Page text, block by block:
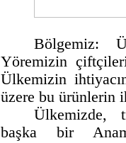
Bölgemiz:
Yöremizin
Ülkemizin
üzere bu ürünlerin
Ülkemizde,
başka bir